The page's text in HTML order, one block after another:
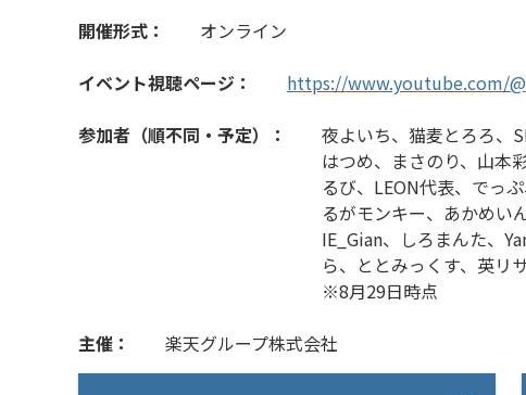
開催形式：
オンライン
イベント視聴ページ：
https://www.youtube.com/
参加者（順不同・予定）：
夜よいち、猫麦とろろ、
はつめ、まさのり、山本
るび、LEON代表、でっ
るがモンキー、あかめい
IE_Gian、しろまんた、
ら、ととみっくす、英リ
※8月29日時点
主催：
楽天グループ株式会社